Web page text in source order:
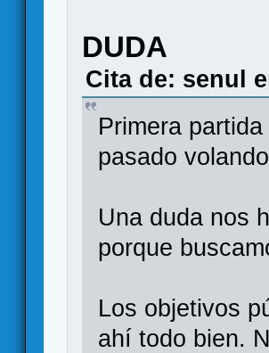
DUDA
Cita de: senul
Primera
pasado
Una duda nos
porque
Los objetivos
ahí todo bien.